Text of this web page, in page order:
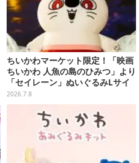
ちいかわマーケット限定！「映画
ちいかわ 人魚の島のひみつ」より
「セイレーン」ぬいぐるみLサイ
ズが7月24日より予約開始
2026.7.8